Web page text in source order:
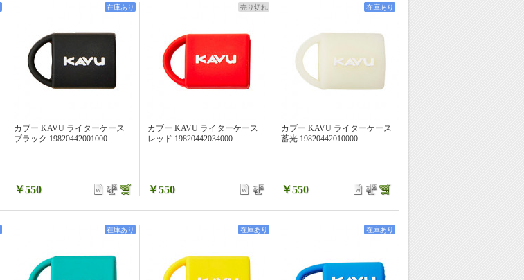
カブー KAVU ライターケース
ブラック 19820442001000
￥550
在庫あり
カブー KAVU ライターケース
レッド 19820442034000
￥550
売り切れ
カブー KAVU ライターケース
蓄光 19820442010000
￥550
在庫あり
在庫あり 在庫あり 在庫あり